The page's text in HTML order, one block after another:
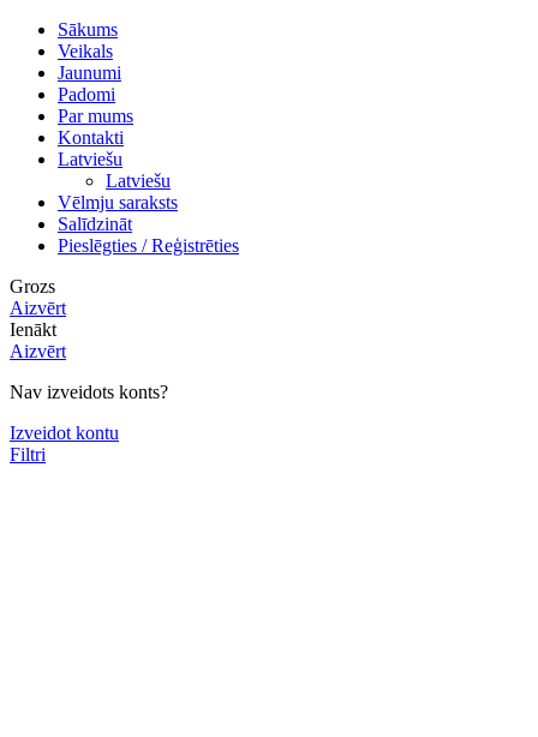
Sākums
Veikals
Jaunumi
Padomi
Par mums
Kontakti
Latviešu
Latviešu
Vēlmju saraksts
Salīdzināt
Pieslēgties / Reģistrēties
Grozs
Aizvērt
Ienākt
Aizvērt
Nav izveidots konts?
Izveidot kontu
Filtri